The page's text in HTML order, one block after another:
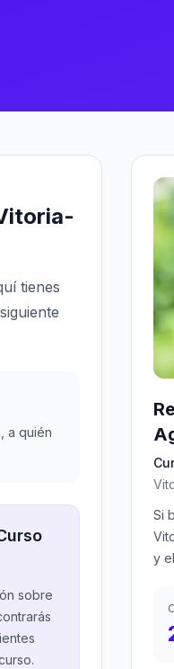
tienes
a quién
sobre
Si
y